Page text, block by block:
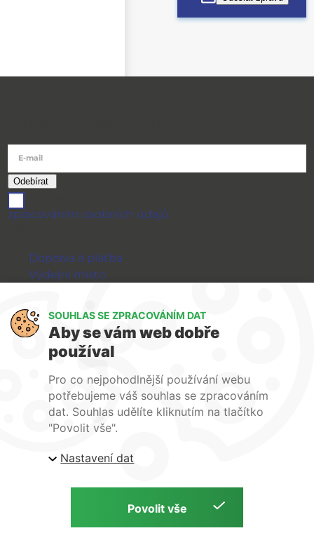
E-mail
zpracováním osobních údajů
Doprava a platba
Výdejní místo
GDPR
WIRPO s.r.o.
Obchodní podmínky
O nás
Kontakty
Firemní web
E-shop Wirpo.cz, Škrobárenská 518/16, Brno
SOUHLAS SE ZPRACOVÁNÍM DAT
Aby se vám web dobře
používal
Pro co nejpohodlnější používání webu
potřebujeme váš souhlas se zpracováním
dat. Souhlas udělíte kliknutím na tlačítko
"Povolit vše".
Nastavení dat